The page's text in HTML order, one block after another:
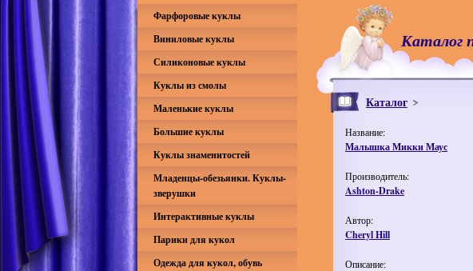
Каталог
Каталог
Название:
Малышка Микки Маус
Производитель:
Ashton-Drake
Автор:
Cheryl Hill
Описание:
Фарфоровые куклы
Виниловые куклы
Силиконовые куклы
Куклы из смолы
Маленькие куклы
Большие куклы
Куклы знаменитостей
Младенцы-обезьянки. Куклы-
зверушки
Интерактивные куклы
Парики для кукол
Одежда для кукол, обувь